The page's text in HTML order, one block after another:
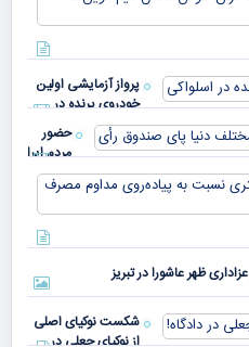
پرواز آزمایشی اولین
خودروی پرنده در
اسلواکی
حضور
مردم ایران
در
کشورهای
مختلف
دنیا پای
صندوق
عزاداری ظهر عاشورا در تبریز
شکست نوکیای اصلی
از نوکیای جعلی در